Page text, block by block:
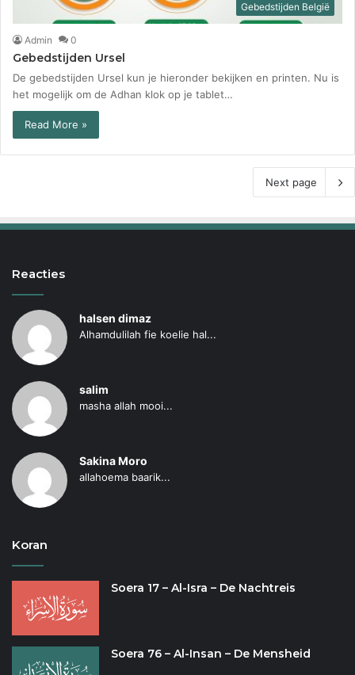
Gebedstijden België
Admin 0
Gebedstijden Ursel
De gebedstijden Ursel kun je hieronder bekijken en printen. Nu is
het mogelijk om de Adhan klok op je tablet…
Read More »
Next page
Reacties
halsen dimaz
Alhamdulilah fie koelie hal...
salim
masha allah mooi...
Sakina Moro
allahoema baarik...
Koran
Soera 17 – Al-Isra – De Nachtreis
Soera 76 – Al-Insan – De Mensheid